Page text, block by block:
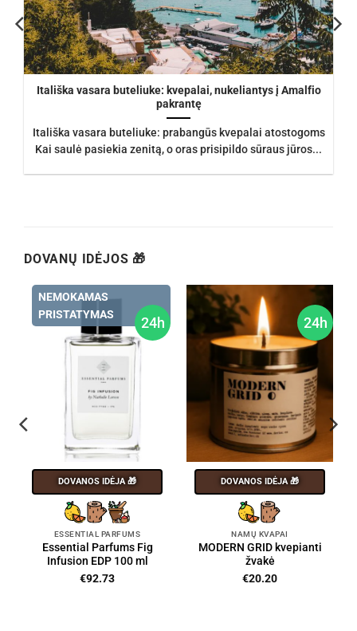
Itališka vasara buteliuke: kvepalai, nukeliantys į Amalfio
pakrantę
Itališka vasara buteliuke: prabangūs kvepalai atostogoms
Kai saulė pasiekia zenitą, o oras prisipildo sūraus jūros...
DOVANŲ IDĖJOS 🎁
24h
NEMOKAMAS
PRISTATYMAS
DOVANOS IDĖJA 🎁
ESSENTIAL PARFUMS
Essential Parfums Fig
Infusion EDP 100 ml
€92.73
24h
DOVANOS IDĖJA 🎁
NAMŲ KVAPAI
MODERN GRID kvepianti
žvakė
€20.20